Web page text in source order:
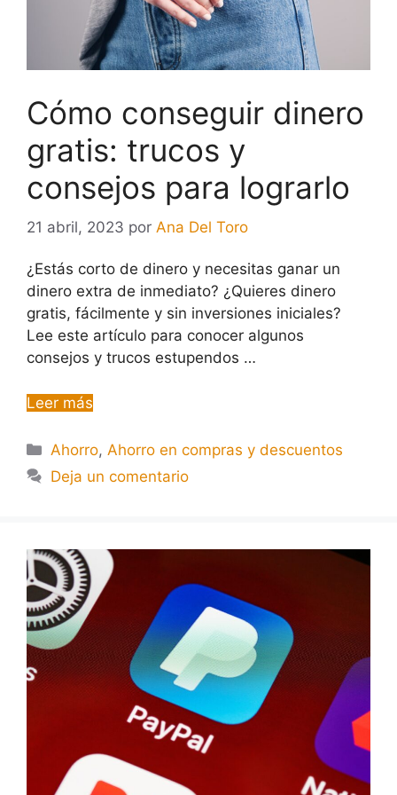
Cómo conseguir dinero
gratis: trucos y
consejos para lograrlo
21 abril, 2023 por Ana Del Toro
¿Estás corto de dinero y necesitas ganar un
dinero extra de inmediato? ¿Quieres dinero
gratis, fácilmente y sin inversiones iniciales?
Lee este artículo para conocer algunos
consejos y trucos estupendos …
Leer más
Ahorro,Ahorro en compras y descuentos
Deja un comentario